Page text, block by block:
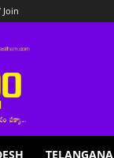
TELANGANA